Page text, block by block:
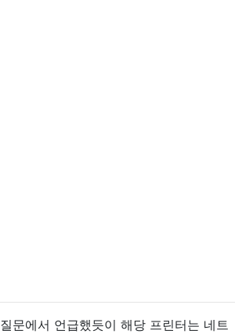
질문에서 언급했듯이 해당 프린터는 네트